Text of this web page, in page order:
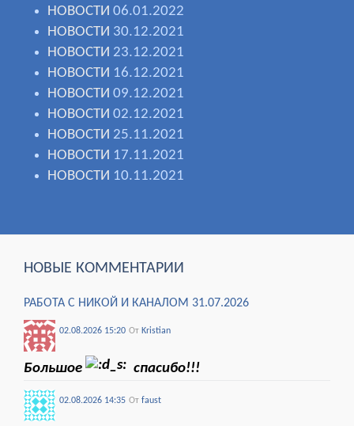
НОВОСТИ 06.01.2022
НОВОСТИ 30.12.2021
НОВОСТИ 23.12.2021
НОВОСТИ 16.12.2021
НОВОСТИ 09.12.2021
НОВОСТИ 02.12.2021
НОВОСТИ 25.11.2021
НОВОСТИ 17.11.2021
НОВОСТИ 10.11.2021
НОВЫЕ КОММЕНТАРИИ
РАБОТА С НИКОЙ И КАНАЛОМ 31.07.2026
02.08.2026 15:20 От Kristian
Большое спасибо!!!
02.08.2026 14:35 От faust